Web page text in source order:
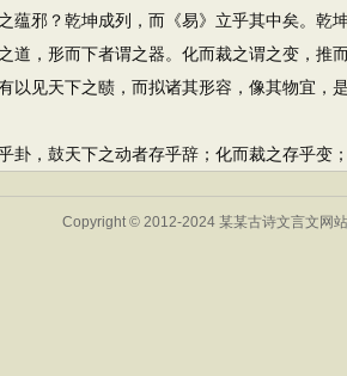
邪？乾坤成列，而《易》立乎其中矣。乾坤
，形而下者谓之器。化而裁之谓之变，推而
见天下之赜，而拟诸其形容，像其物宜，
，鼓天下之动者存乎辞；化而裁之存乎变；
Copyright © 2012-2024 某某古诗文言文网